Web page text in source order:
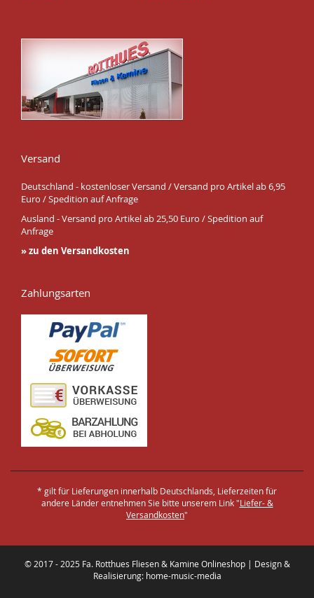
Versand
Deutschland - kostenloser Versand / Versand pro Artikel ab 6,95
Euro / Spedition auf Anfrage
Ausland - Versand pro Artikel ab 25,50 Euro / Spedition auf
Anfrage
» zu den Versandkosten
Zahlungsarten
* gilt für Lieferungen innerhalb Deutschlands, Lieferzeiten für
andere Länder entnehmen Sie bitte unserem Link "Liefer- &
Versandkosten"
© 2017 - 2025 Fa. Rotthues Fliesen & Kamine Onlineshop | Design &
Realisierung: home-music-media